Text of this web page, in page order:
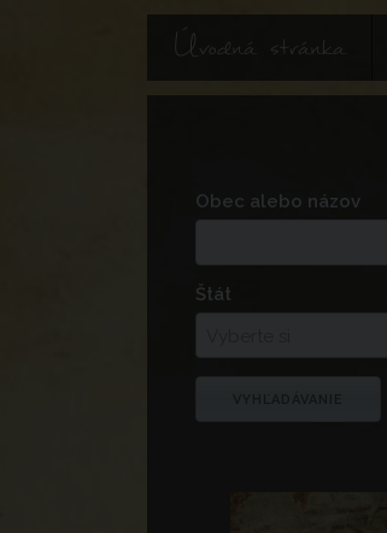
Úvodná stránka
Obec alebo názov
Štát